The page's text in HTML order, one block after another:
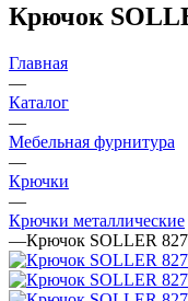
Крючок
Главная
—
Каталог
—
Мебельная фурнитура
—
Крючки
—
Крючки металлические
—Крючок SOLLER